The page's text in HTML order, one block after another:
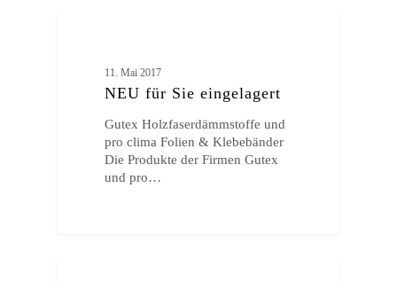
11. Mai 2017
NEU für Sie eingelagert
Gutex Holzfaserdämmstoffe und
pro clima Folien & Klebebänder
Die Produkte der Firmen Gutex
und pro…